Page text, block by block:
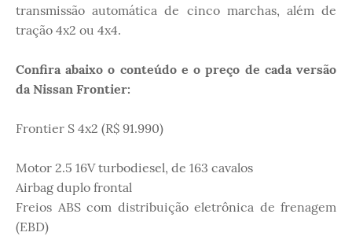
transmissão automática de cinco marchas, além de
tração 4x2 ou 4x4.
Confira abaixo o conteúdo e o preço de cada versão
da Nissan Frontier:
Frontier S 4x2 (R$ 91.990)
Motor 2.5 16V turbodiesel, de 163 cavalos
Airbag duplo frontal
Freios ABS com distribuição eletrônica de frenagem
(EBD)